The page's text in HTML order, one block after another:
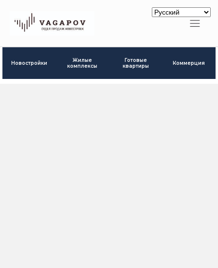
Новостройки
Жилые
комплексы
Готовые
квартиры
Коммерция